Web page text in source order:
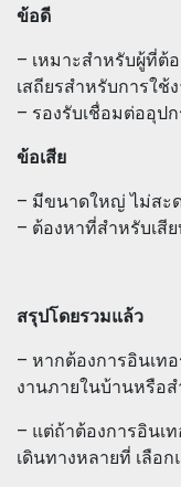
ข้อดี
– เหมาะสำหรับผู้ที่ต้
เสถียรสำหรับการใ
– รองรับเชื่อมต่ออุป
ข้อเสีย
– มีขนาดใหญ่ ไม่สะ
– ต้องหาที่สำหรับเสี
สรุปโดยรวมแล้ว
– หากต้องการอินเท
งานภายในบ้านหรือส
– แต่ถ้าต้องการอินเ
เดินทางหลายที่ เลือ